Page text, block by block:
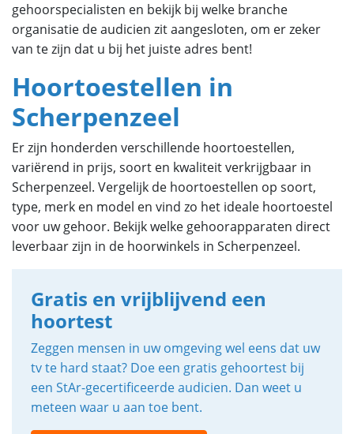
gehoorspecialisten en bekijk bij welke branche
organisatie de audicien zit aangesloten, om er zeker
van te zijn dat u bij het juiste adres bent!
Hoortoestellen in
Scherpenzeel
Er zijn honderden verschillende hoortoestellen,
variërend in prijs, soort en kwaliteit verkrijgbaar in
Scherpenzeel. Vergelijk de hoortoestellen op soort,
type, merk en model en vind zo het ideale hoortoestel
voor uw gehoor. Bekijk welke gehoorapparaten direct
leverbaar zijn in de hoorwinkels in Scherpenzeel.
Gratis en vrijblijvend een
hoortest
Zeggen mensen in uw omgeving wel eens dat uw
tv te hard staat? Doe een gratis gehoortest bij
een StAr-gecertificeerde audicien. Dan weet u
meteen waar u aan toe bent.